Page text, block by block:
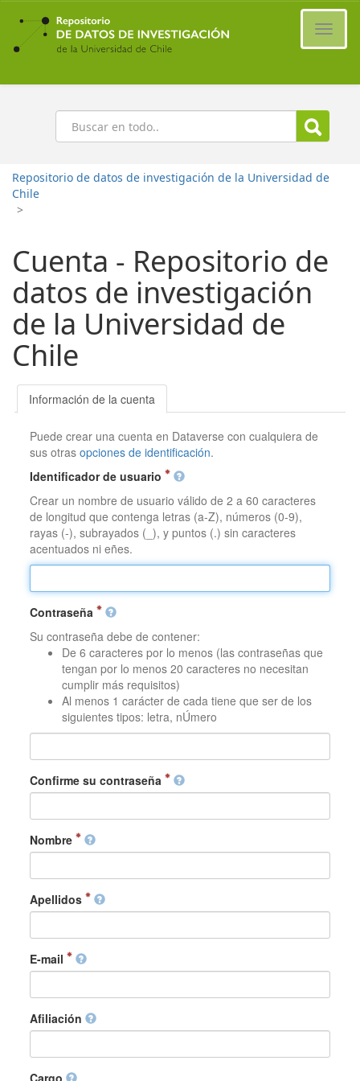
Ir
contenido
principal
Buscar
Repositorio de datos de investigación de la Universidad de
Chile
>
Cuenta - Repositorio de
datos de investigación
de la Universidad de
Chile
Información de la cuenta
Puede crear una cuenta en Dataverse con cualquiera de
sus otrasopciones de identificación.
Identificador de usuario
Crear un nombre de usuario válido de 2 a 60 caracteres
de longitud que contenga letras (a-Z), números (0-9),
rayas (-), subrayados (_), y puntos (.) sin caracteres
acentuados ni eñes.
Contraseña
Su contraseña debe de contener:
De 6 caracteres por lo menos (las contraseñas que
tengan por lo menos 20 caracteres no necesitan
cumplir más requisitos)
Al menos 1 carácter de cada tiene que ser de los
siguientes tipos: letra, nÚmero
Confirme su contraseña
Nombre
Apellidos
E-mail
Afiliación
Cargo